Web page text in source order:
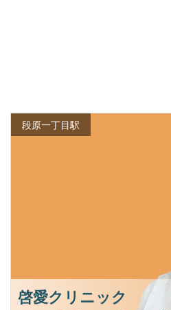
段原一丁目駅
啓愛クリニック